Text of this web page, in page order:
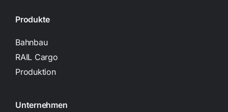
Produkte
Bahnbau
RAIL Cargo
Produktion
Unternehmen